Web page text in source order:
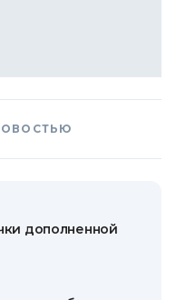
дополненной